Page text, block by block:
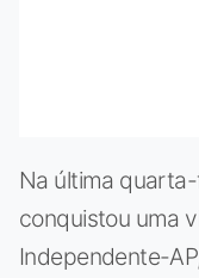
Na última
conquistou uma
Independente-